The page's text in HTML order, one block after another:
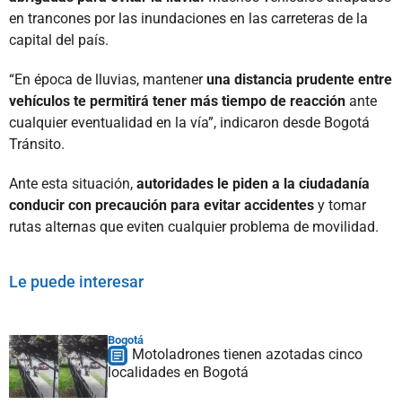
en trancones por las inundaciones en las carreteras de la
capital del país.
“En época de lluvias, manteneruna distancia prudente entre
vehículos te permitirá tener más tiempo de reacción ante
cualquier eventualidad en la vía”, indicaron desde Bogotá
Tránsito.
Ante esta situación, autoridades le piden a la ciudadanía
conducir con precaución para evitar accidentes y tomar
rutas alternas que eviten cualquier problema de movilidad.
Le puede interesar
Bogotá
Motoladrones tienen azotadas cinco
localidades en Bogotá